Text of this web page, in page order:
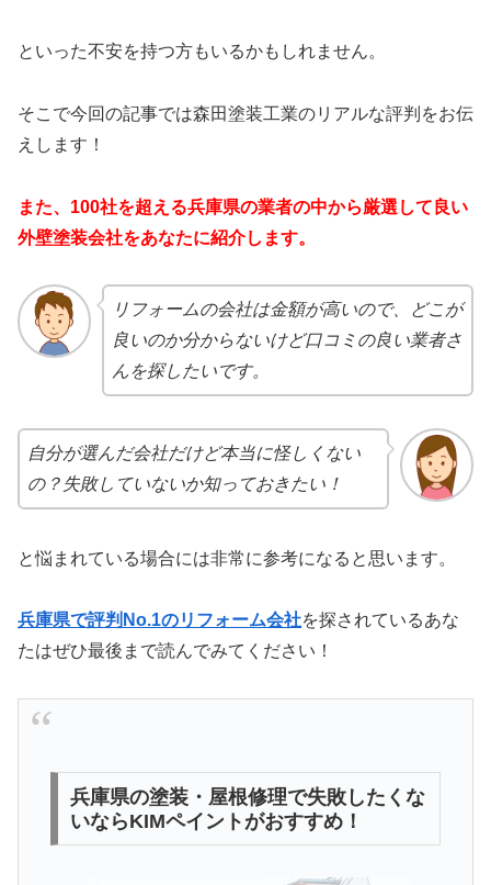
といった不安を持つ方もいるかもしれません。
そこで今回の記事では森田塗装工業のリアルな評判をお伝
えします！
また、100社を超える兵庫県の業者の中から厳選して良い
外壁塗装会社をあなたに紹介します。
リフォームの会社は金額が高いので、どこが
良いのか分からないけど口コミの良い業者さ
んを探したいです。
自分が選んだ会社だけど本当に怪しくない
の？失敗していないか知っておきたい！
と悩まれている場合には非常に参考になると思います。
兵庫県で評判No.1のリフォーム会社を探されているあな
たはぜひ最後まで読んでみてください！
兵庫県の塗装・屋根修理で失敗したくな
いならKIMペイントがおすすめ！